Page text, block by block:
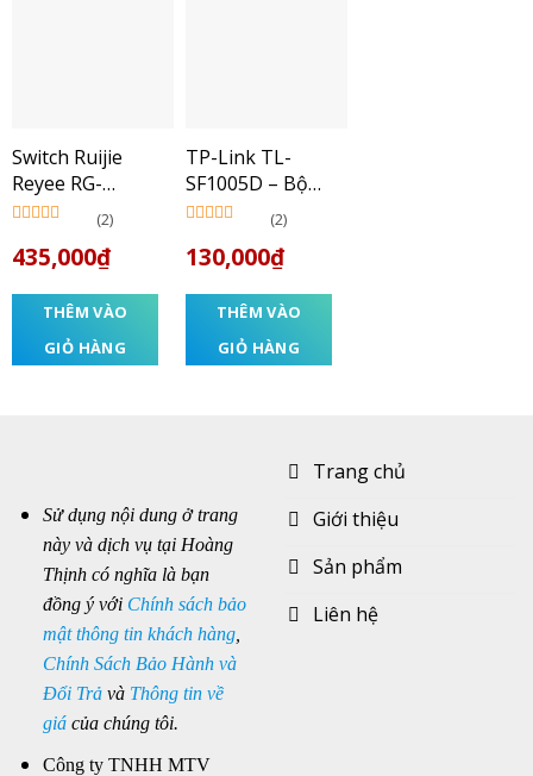
Switch Ruijie
Reyee RG-
ES105GD 5-Port
hạng 5.005
sao
(2)
435,000₫
THÊM VÀO
GIỎ HÀNG
TP-Link TL-
SF1005D – Bộ
Chia Tín Hiệu
Để Bàn 5 cổng
10/100Mbps –
Hàng Chính
Hãng
hạng 5.005
sao
(2)
130,000₫
THÊM VÀO
GIỎ HÀNG
Sử dụng nội dung ở trang
này và dịch vụ tại Hoàng
Thịnh có nghĩa là bạn
đồng ý với Chính sách bảo
mật thông tin khách hàng,
Chính Sách Bảo Hành và
Đổi Trảvà Thông tin về
giácủa chúng tôi.
Công ty TNHH MTV
Trang chủ
Giới thiệu
Sản phẩm
Liên hệ